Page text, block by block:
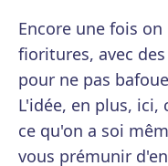
Encore une fois
fioritures, avec
pour ne pas
L'idée, en plus, ici,
ce qu'on a soi
vous prémunir